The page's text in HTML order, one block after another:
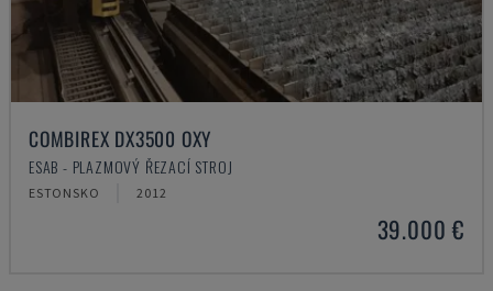
COMBIREX DX3500 OXY
ESAB - PLAZMOVÝ ŘEZACÍ STROJ
ESTONSKO 2012
39.000 €